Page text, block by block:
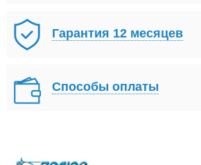
Гарантия 12 месяцев
Способы оплаты